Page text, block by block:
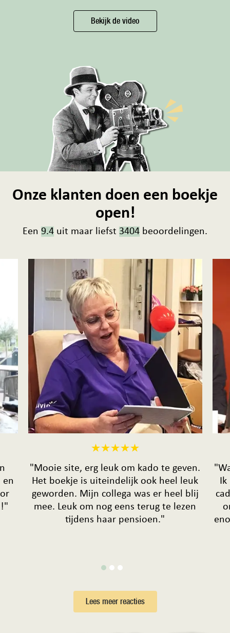
Bekijk de video
Onze klanten doen een boekje
open!
Een 9.4 uit maar liefst 3404 beoordelingen.
en
"Mooie site, erg leuk om kado te geven.
Het boekje is uiteindelijk ook heel leuk
geworden. Mijn collega was er heel blij
mee. Leuk om nog eens terug te lezen
tijdens haar pensioen."
Lees meer reacties